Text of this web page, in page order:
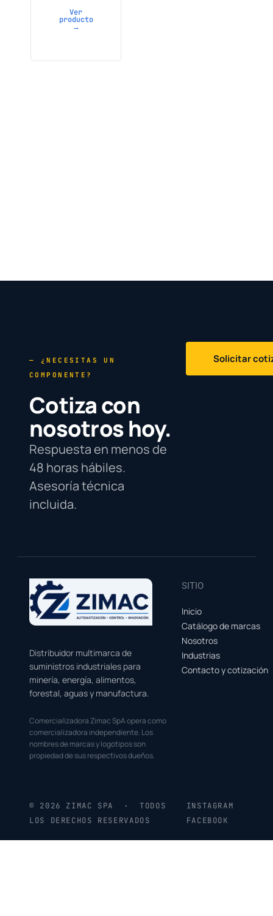
Ver
producto
→
— ¿NECESITAS UN
COMPONENTE?
Cotiza con
nosotros hoy.
Respuesta en menos de
48 horas hábiles.
Asesoría técnica
incluida.
Solicitar
Distribuidor multimarca de
suministros industriales para
minería, energía, alimentos,
forestal, aguas y manufactura.
Comercializadora Zimac SpA opera como
comercializadora independiente. Los
nombres de marcas y logotipos son
propiedad de sus respectivos dueños.
SITIO
Inicio
Catálogo de marcas
Nosotros
Industrias
Contacto y cotización
© 2026 ZIMAC SPA · TODOS
LOS DERECHOS RESERVADOS
INSTAGRAM
FACEBOOK